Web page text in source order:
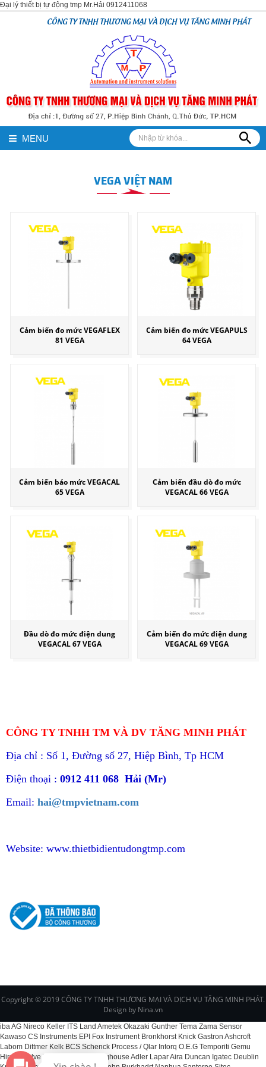
Đại lý thiết bị tự động tmp Mr.Hải 0912411068
CÔNG TY TNHH THƯƠNG MẠI VÀ DỊCH VỤ TĂNG MINH PHÁT
MENU
VEGA VIỆT NAM
Cảm biến đo mức VEGAFLEX
81 VEGA
Cảm biến đo mức VEGAPULS
64 VEGA
Cảm biến báo mức VEGACAL
65 VEGA
Cảm biến đầu dò đo mức
VEGACAL 66 VEGA
Đầu dò đo mức điện dung
VEGACAL 67 VEGA
Cảm biến đo mức điện dung
VEGACAL 69 VEGA
CÔNG TY TNHH TM VÀ DV TĂNG MINH PHÁT
Địa chỉ : Số 1, Đường số 27, Hiệp Bình, Tp HCM
Điện thoại : 0912 411 068 Hải (Mr)
Email: hai@tmpvietnam.com
Website: www.thietbidientudongtmp.com
Copyright © 2019 CÔNG TY TNHH THƯƠNG MẠI VÀ DỊCH VỤ TĂNG MINH PHÁT.
Design by Nina.vn
iba AG Nireco Keller ITS Land Ametek Okazaki Gunther Tema Zama Sensor
Kawaso CS Instruments EPI Fox Instrument Bronkhorst Knick Gastron Ashcroft
Labom Dittmer Kelk BCS Schenck Process / Qlar Intorq O.E.G Temporiti Gemu
Hirose Valve Veljan DMN Westinghouse Adler Lapar Aira Duncan Igatec Deublin